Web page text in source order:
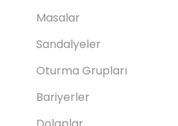
Masalar
Sandalyeler
Oturma Grupları
Bariyerler